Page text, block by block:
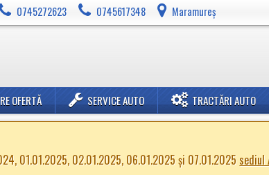
0745272623 0745617348 Maramureș
OFERTĂ SERVICE AUTO TRACTĂRI AUTO
01.01.2025, 02.01.2025, 06.01.2025 și 07.01.2025 sediul